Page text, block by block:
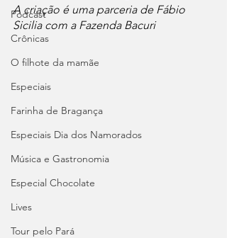
Podcast
Crônicas
O filhote da mamãe
Especiais
Farinha de Bragança
Especiais Dia dos Namorados
Música e Gastronomia
Especial Chocolate
Lives
Tour pelo Pará
A criação é uma parceria de Fábio
Sicilia com a Fazenda Bacuri